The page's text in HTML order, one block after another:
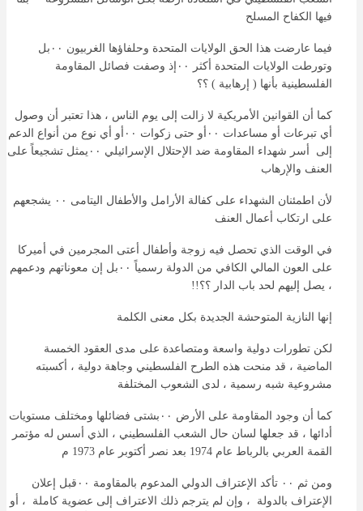
فيها الكفاح المسلح
فيما عارضت هذا الحق الولايات المتحدة وحلفاؤها الغربيون ٠٠بل
وتورطت الولايات المتحدة أكثر ٠٠إذ وصفت فصائل المقاومة
الفلسطينية بأنها ( إرهابية ) ؟؟
كما أن القوانين الأمريكية لا زالت إلى يوم الناس ، هذا تعتبر أن وصول
أي تبرعات أو مساعدات ٠٠أو حتى زكوات ٠٠أو أي نوع من أنواع الدعم
إلى أسر شهداء المقاومة ضد الإحتلال الإسرائيلي ٠٠يمثل تشجيعاً على
العنف والإرهاب
لأن اطمئنان الشهداء على كفالة الأرامل والأطفال اليتامى ٠٠ يشجعهم
على ارتكاب أعمال العنف
في الوقت الذي تحصل فيه زوجة وأطفال أعتى المجرمين في أميركا
على العون المالي الكافي من الدولة رسمياً ٠٠بل إن معوناتهم ودعمهم
، يصل إليهم لحد باب الدار ؟؟!!
إنها النازية المتوحشة الجديدة بكل معنى الكلمة
لكن تطورات دولية واسعة ومتصاعدة على مدى العقود الخمسة
الماضية ، قد منحت هذه الطرح الفلسطيني وجاهة دولية ، أكسبته
مشروعية شبه رسمية ، لدى الشعوب المختلفة
كما أن وجود المقاومة على الأرض ٠٠بشتى فضائلها ومختلف مستويات
أدائها ، قد جعلها لسان حال الشعب الفلسطيني ، الذي أسس له مؤتمر
القمة العربي بالرباط عام 1974 بعد نصر أكتوبر عام 1973 م
ومن ثم ٠٠ تأكد الإعتراف الدولي المدعوم بالمقاومة ٠٠قبل إعلان
الإعتراف بالدولة ، وإن لم يترجم ذلك الاعتراف إلى عضوية كاملة ، أو